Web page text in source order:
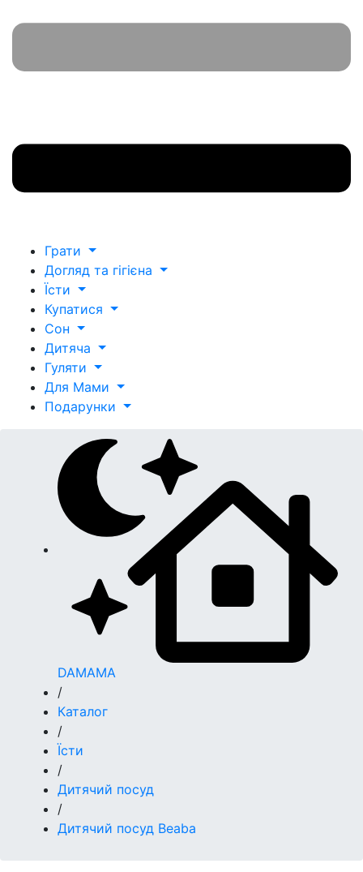
Грати
Догляд та гігієна
Їсти
Купатися
Сон
Дитяча
Гуляти
Для Мами
Подарунки
DAMAMA
/
Каталог
/
Їсти
/
Дитячий посуд
/
Дитячий посуд Beaba